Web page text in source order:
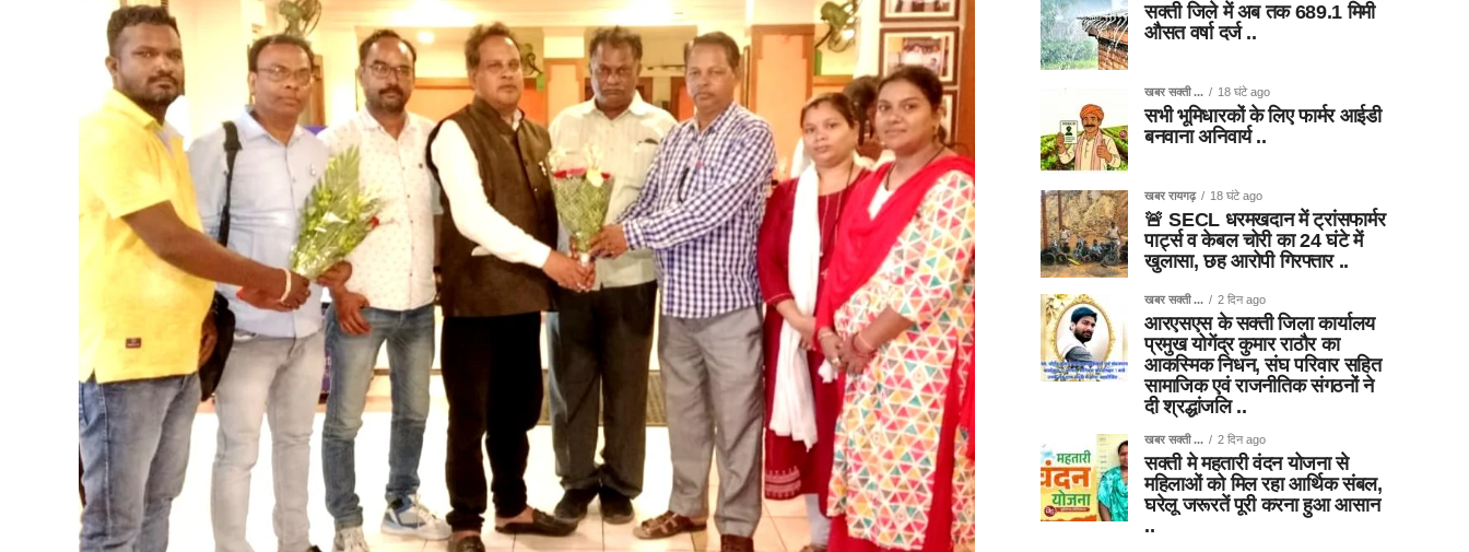
सक्ती जिले में अब तक 689.1 मिमी
औसत वर्षा दर्ज ..
खबर सक्ती ... 18 घंटे ago
सभी भूमिधारकों के लिए फार्मर आईडी
बनवाना अनिवार्य ..
खबर रायगढ़ 18 घंटे ago
🚨 SECL धरमखदान में ट्रांसफार्मर
पार्ट्स व केबल चोरी का 24 घंटे में
खुलासा, छह आरोपी गिरफ्तार ..
खबर सक्ती ... 2 दिन ago
आरएसएस के सक्ती जिला कार्यालय
प्रमुख योगेंद्र कुमार राठौर का
आकस्मिक निधन, संघ परिवार सहित
सामाजिक एवं राजनीतिक संगठनों ने
दी श्रद्धांजलि ..
खबर सक्ती ... 2 दिन ago
सक्ती मे महतारी वंदन योजना से
महिलाओं को मिल रहा आर्थिक संबल,
घरेलू जरूरतें पूरी करना हुआ आसान
..